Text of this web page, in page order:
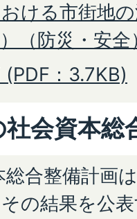
ける市街地
）（防災・安
(PDF：3.7KB)
社会資本総
総合整備計画
の結果を公